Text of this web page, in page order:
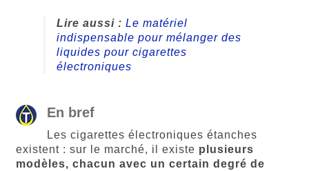
Lire aussi : Le matériel
indispensable pour mélanger des
liquides pour cigarettes
électroniques
En bref
Les cigarettes électroniques étanches
existent : sur le marché, il existe plusieurs
modèles, chacun avec un certain degré de